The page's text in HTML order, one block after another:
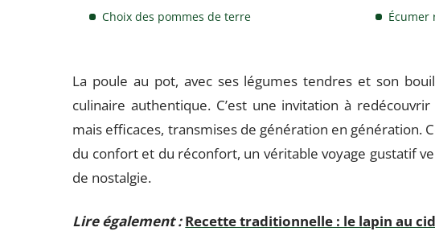
Choix des pommes de terre
Écumer
La poule au pot, avec ses légumes tendres et son
culinaire authentique. C’est une invitation à
mais efficaces, transmises de génération en génération.
du confort et du réconfort, un véritable voyage gustatif
de nostalgie.
Lire également : Recette traditionnelle : le lapin au